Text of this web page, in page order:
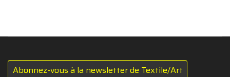
Abonnez-vous à la newsletter de Textile/Art